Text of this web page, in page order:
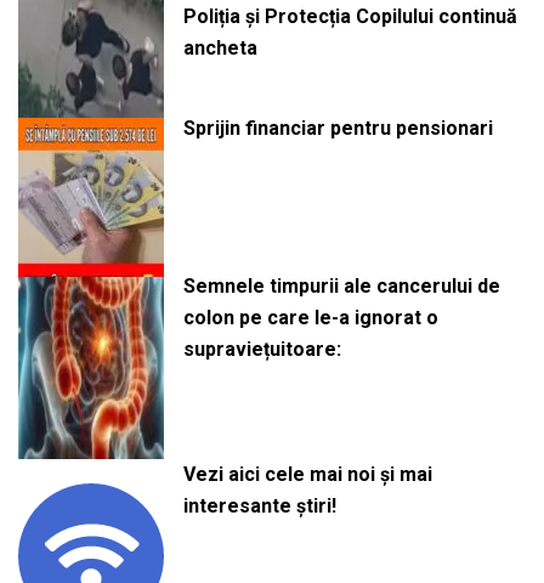
Poliția și Protecția Copilului continuă
ancheta
Sprijin financiar pentru pensionari
Semnele timpurii ale cancerului de
colon pe care le-a ignorat o
supraviețuitoare:
Vezi aici cele mai noi și mai
interesante știri!